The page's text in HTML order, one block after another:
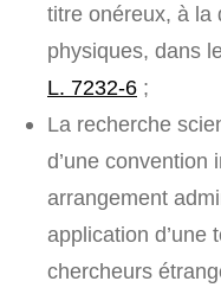
titre onéreux, à la
physiques, dans
L. 7232-6 ;
La recherche
d’une convention
arrangement
application d’une
chercheurs